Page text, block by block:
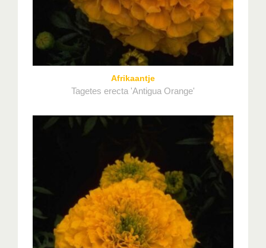
Afrikaantje
Tagetes erecta 'Antigua Orange'